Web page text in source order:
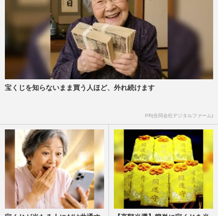
宝くじを知らないまま買う人ほど、外れ続けます
PR(合同会社デジタルファーム)